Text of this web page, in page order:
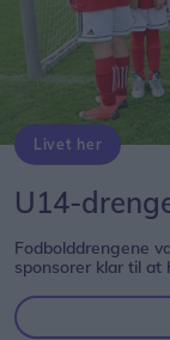
Livet her
U14-
Fodbolddrengene
sponsorer klar til at